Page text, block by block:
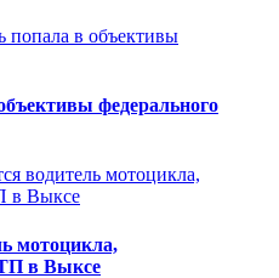
федерального
мотоцикла,
в Выксе